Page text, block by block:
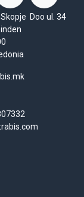
Doo ul. 34